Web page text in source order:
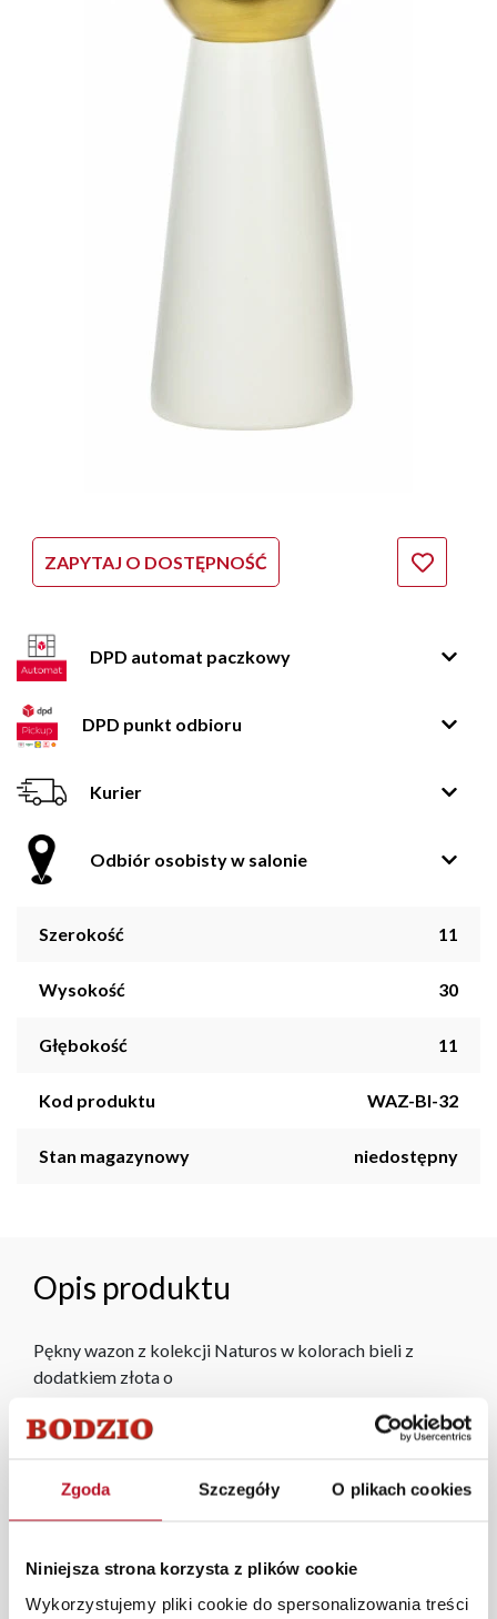
Zgoda Szczegóły O plikach cookies
Niniejsza strona korzysta z plików cookie
Wykorzystujemy pliki cookie do spersonalizowania treści
ZAPYTAJ O DOSTĘPNOŚĆ
DPD automat paczkowy
DPD punkt odbioru
Kurier
Odbiór osobisty w salonie
Szerokość 11
Wysokość 30
Głębokość 11
Kod produktu WAZ-BI-32
Stan magazynowy niedostępny
Opis produktu
Pękny wazon z kolekcji Naturos w kolorach bieli z
dodatkiem złota o
ciekawym kształcie
dostarczymy do 3 dni roboczych na terenie całej Polski.
W przypadku zamówień internetowych czas dostawy
kraju. Wszystkie zamówienia powyżej 1000 zł
dostarczamy gratis niezależnie od miejsca złożenia